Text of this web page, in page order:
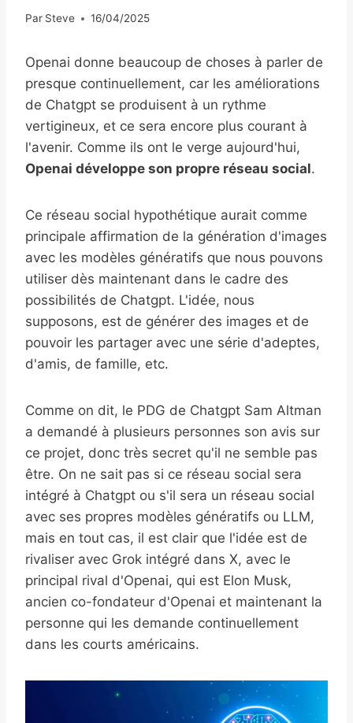
Par Steve 16/04/2025
Openai donne beaucoup de choses à parler de
presque continuellement, car les améliorations
de Chatgpt se produisent à un rythme
vertigineux, et ce sera encore plus courant à
l'avenir. Comme ils ont le verge aujourd'hui,
Openai développe son propre réseau social.
Ce réseau social hypothétique aurait comme
principale affirmation de la génération d'images
avec les modèles génératifs que nous pouvons
utiliser dès maintenant dans le cadre des
possibilités de Chatgpt. L'idée, nous
supposons, est de générer des images et de
pouvoir les partager avec une série d'adeptes,
d'amis, de famille, etc.
Comme on dit, le PDG de Chatgpt Sam Altman
a demandé à plusieurs personnes son avis sur
ce projet, donc très secret qu'il ne semble pas
être. On ne sait pas si ce réseau social sera
intégré à Chatgpt ou s'il sera un réseau social
avec ses propres modèles génératifs ou LLM,
mais en tout cas, il est clair que l'idée est de
rivaliser avec Grok intégré dans X, avec le
principal rival d'Openai, qui est Elon Musk,
ancien co-fondateur d'Openai et maintenant la
personne qui les demande continuellement
dans les courts américains.